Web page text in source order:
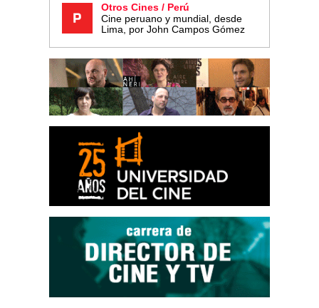
Otros Cines / Perú
Cine peruano y mundial, desde
Lima, por John Campos Gómez